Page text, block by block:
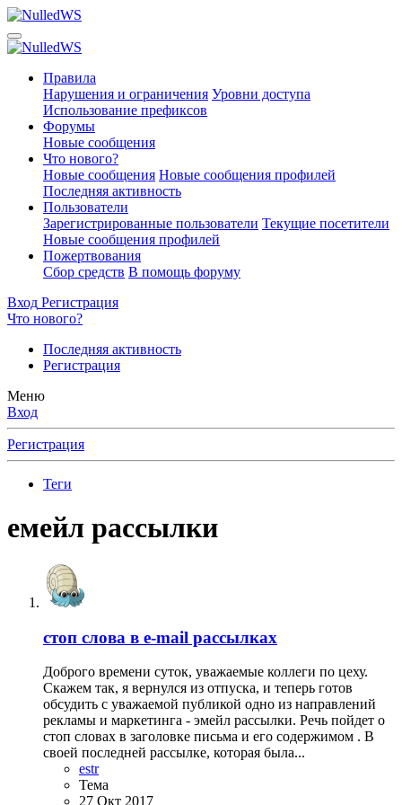
Правила
Нарушения и ограничения Уровни доступа
Использование префиксов
Форумы
Новые сообщения
Что нового?
Новые сообщения Новые сообщения профилей
Последняя активность
Пользователи
Зарегистрированные пользователи Текущие посетители
Новые сообщения профилей
Пожертвования
Сбор средств В помощь форуму
Вход Регистрация
Что нового?
Последняя активность
Регистрация
Меню
Вход
Регистрация
Теги
емейл рассылки
стоп слова в e-mail рассылках
Доброго времени суток, уважаемые коллеги по цеху.
Скажем так, я вернулся из отпуска, и теперь готов
обсудить с уважаемой публикой одно из направлений
рекламы и маркетинга - эмейл рассылки. Речь пойдет о
стоп словах в заголовке письма и его содержимом . В
своей последней рассылке, которая была...
estr
Тема
27 Окт 2017